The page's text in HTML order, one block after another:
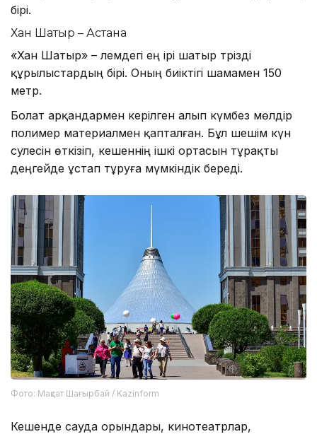
бірі.
Хан Шатыр – Астана
«Хан Шатыр» – әлемдегі ең ірі шатыр тәрізді
құрылыстардың бірі. Оның биіктігі шамамен 150
метр.
Болат арқандармен керілген алып күмбез мөлдір
полимер материалмен қапталған. Бұл шешім күн
сәулесін өткізіп, кешеннің ішкі ортасын тұрақты
деңгейде ұстап тұруға мүмкіндік береді.
Фото: Мақсат Шағырбай / Kazinform
Кешенде сауда орындары, кинотеатрлар,